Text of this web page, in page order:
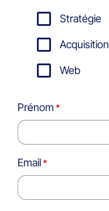
Stratégie
Acquisition
Web
Prénom
Email